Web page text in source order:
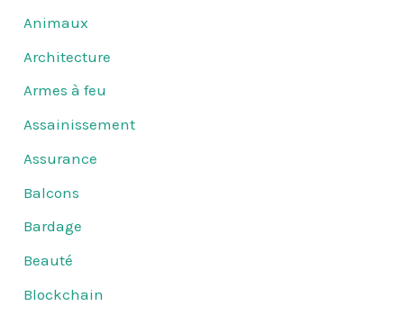
Animaux
Architecture
Armes à feu
Assainissement
Assurance
Balcons
Bardage
Beauté
Blockchain